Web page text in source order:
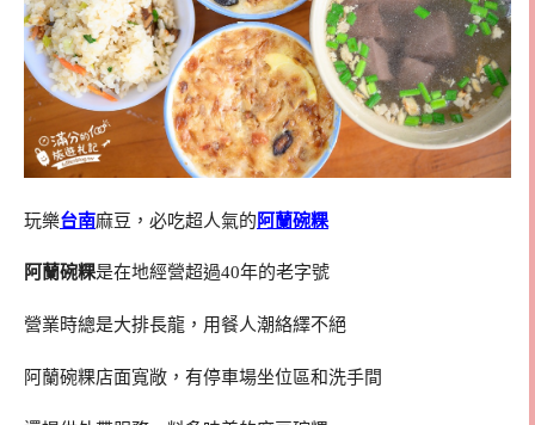
玩樂台南麻豆，必吃超人氣的阿蘭碗粿
阿蘭碗粿是在地經營超過40年的老字號
營業時總是大排長龍，用餐人潮絡繹不絕
阿蘭碗粿店面寬敞，有停車場坐位區和洗手間